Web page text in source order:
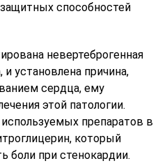
способностей
невертеброгенная
и установлена причина,
сердца, ему
этой патологии.
препаратов в
который
при стенокардии.